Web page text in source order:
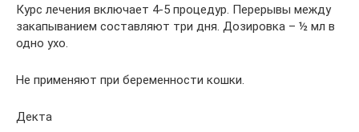
Курс лечения включает 4-5 процедур. Перерывы между
закапыванием составляют три дня. Дозировка – ½ мл в
одно ухо.
Не применяют при беременности кошки.
Декта